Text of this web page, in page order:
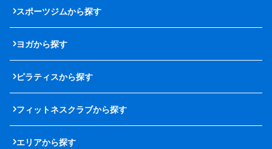
スポーツジムから探す
ヨガから探す
ピラティスから探す
フィットネスクラブから探す
エリアから探す